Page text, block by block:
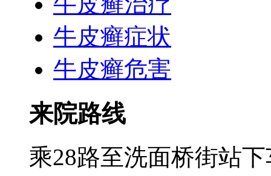
牛皮癣症状
牛皮癣危害
来院路线
乘28路至洗面桥街站